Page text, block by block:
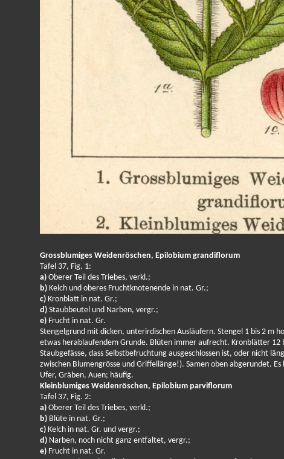
Grossblumiges Weidenröschen, Epilobium grandiflorum
Tafel 37, Fig. 1:
a)Oberer Teil des Triebes, verkl.;
b)Kelch und oberes Fruchtknotenende in nat. Gr.;
c)Kronblatt in nat. Gr.;
d)Staubbeutel und Narben, vergr.;
e)Frucht in nat. Gr.
Stengelgrund mit dicken, unterirdischen Ausläufern. Stengel 1 bis 2 m
etwas herablaufendem Grunde. Blüten immer aufrecht. Kronblätter
Staubgefässe, dass Selbstbefruchtung ausgeschlossen ist, oder nicht
zwischen Blumengrösse und Griffellänge!). Samen oben abgerundet.
Ufer, Gräben, Auen; häufig.
Kleinblumiges Weidenröschen, Epilobium parviflorum
Tafel 37, Fig. 2:
a)Oberer Teil des Triebes, verkl.;
b)Blüte in nat. Gr.;
c)Kelch in nat. Gr. und vergr.;
d)Narben, noch nicht ganz entfaltet, vergr.;
e)Frucht in nat. Gr.